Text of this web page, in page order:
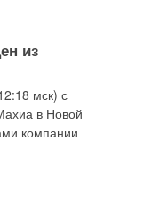
из
мск) с
в Новой
компании